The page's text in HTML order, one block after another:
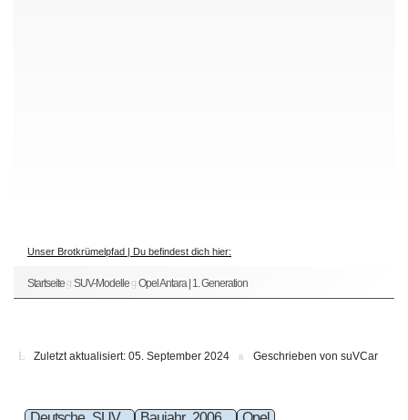
Unser Brotkrümelpfad | Du befindest dich hier:
Startseite SUV-Modelle Opel Antara | 1. Generation
Zuletzt aktualisiert: 05. September 2024 Geschrieben von suVCar